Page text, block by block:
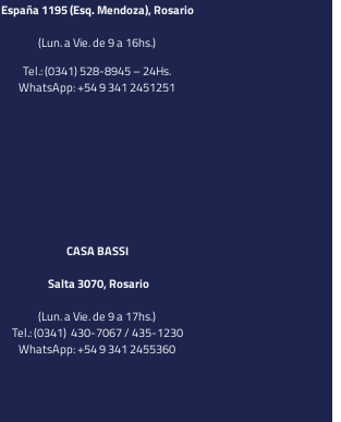
España 1195 (Esq. Mendoza), Rosario
(Lun. a Vie. de 9 a 16hs.)
Tel.: (0341) 528-8945 – 24Hs.
WhatsApp: +54 9 341 2451251
CASA BASSI
Salta 3070, Rosario
(Lun. a Vie. de 9 a 17hs.)
Tel.: (0341) 430-7067 / 435-1230
WhatsApp: +54 9 341 2455360